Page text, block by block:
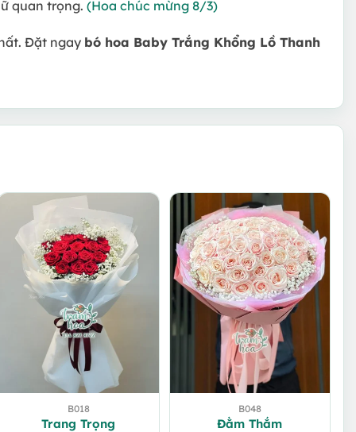
quan trọng. (Hoa chúc mừng 8/3)
Đặt ngay bó hoa Baby Trắng Khổng Lồ Thanh
B018
Trang Trọng
B048
Đằm Thắm